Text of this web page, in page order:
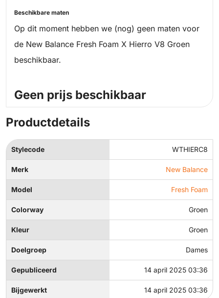
Beschikbare maten
Op dit moment hebben we (nog) geen maten voor
de New Balance Fresh Foam X Hierro V8 Groen
beschikbaar.
Geen prijs beschikbaar
Productdetails
Stylecode WTHIERC8
Merk New Balance
Model Fresh Foam
Colorway Groen
Kleur Groen
Doelgroep Dames
Gepubliceerd 14 april 2025 03:36
Bijgewerkt 14 april 2025 03:36